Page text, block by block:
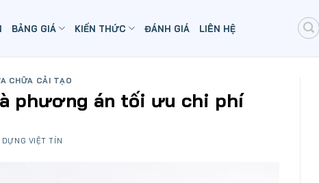
BẢNG GIÁ KIẾN THỨC ĐÁNH GIÁ LIÊN HỆ
CHỮA CẢI TẠO
phương án tối ưu chi phí
DỰNG VIỆT TÍN